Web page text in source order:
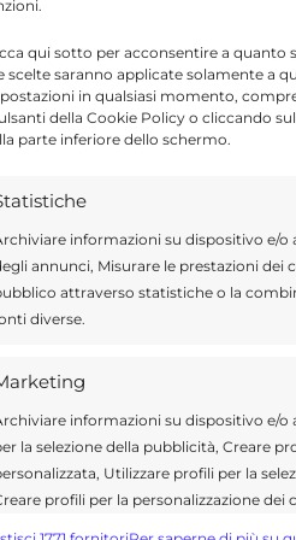
qui sotto per acconsentire a quanto
scelte saranno applicate solamente a
in qualsiasi momento,
della Cookie Policy o cliccando
parte inferiore dello schermo.
informazioni su dispositivo e/o
annunci, Misurare le prestazioni dei
attraverso statistiche o la
diverse.
informazioni su dispositivo e/
la selezione della pubblicità, Creare
Utilizzare profili per la
profili per la personalizzazione
attività rivolte a
yoga guidata da Sara
viene
un laboratorio dedicato
tecniche tradizionali e
conviviale con
Panificio San
locali.